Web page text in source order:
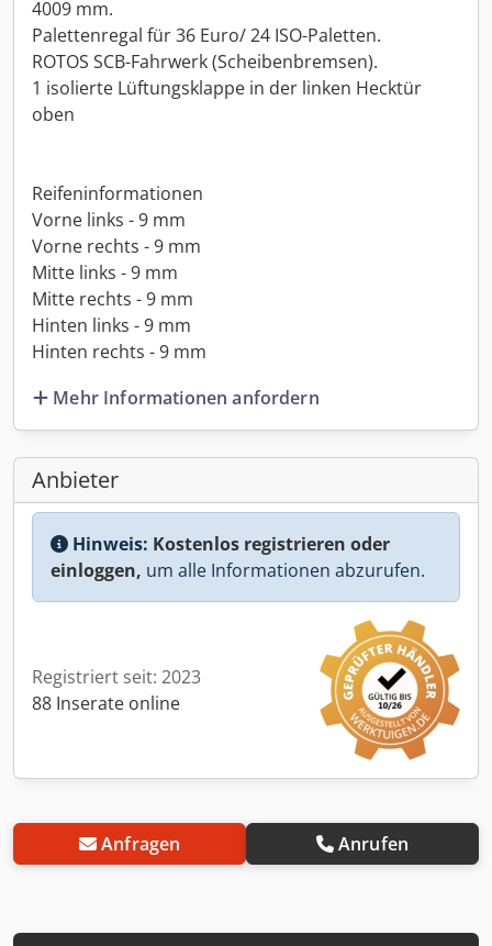
4009 mm.
Palettenregal für 36 Euro/ 24 ISO-Paletten.
ROTOS SCB-Fahrwerk (Scheibenbremsen).
1 isolierte Lüftungsklappe in der linken Hecktür
oben
Reifeninformationen
Vorne links - 9 mm
Vorne rechts - 9 mm
Mitte links - 9 mm
Mitte rechts - 9 mm
Hinten links - 9 mm
Hinten rechts - 9 mm
Mehr Informationen anfordern
Anbieter
Hinweis: Kostenlos registrieren oder
einloggen, um alle Informationen abzurufen.
Registriert seit: 2023
88 Inserate online
Anfragen Anrufen